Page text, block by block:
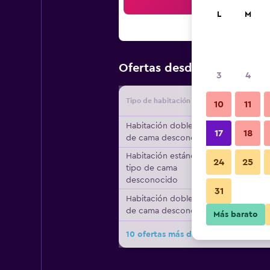
Ofertas desde Oferta
Tipo de habitación
Habitación doble, tipo
de cama desconocido
Habitación estándar,
tipo de cama
desconocido
Habitación doble, tipo
de cama desconocido
10 ofertas más de Gasthof Ziegler
L M
3 4
10 11
17 18
24 25
31
Más barato